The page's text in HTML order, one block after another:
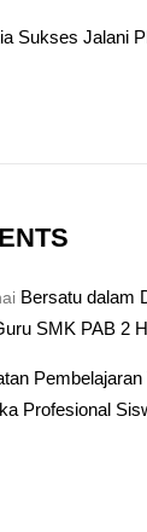
Sukses Jalani
Bersatu dalam
SMK PAB 2
Profesional